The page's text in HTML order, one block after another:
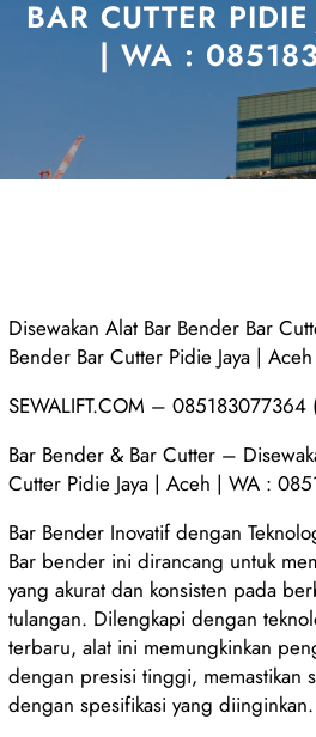
BAR CUTTER
| WA :
Disewakan Alat Bar Bender Bar
Bender Bar Cutter Pidie Jaya |
SEWALIFT.COM – 085183077364
Bar Bender & Bar Cutter –
Cutter Pidie Jaya | Aceh | WA :
Bar Bender Inovatif dengan
Bar bender ini dirancang untuk
yang akurat dan konsisten pada
tulangan. Dilengkapi dengan
terbaru, alat ini memungkinkan
dengan presisi tinggi, memastikan
dengan spesifikasi yang diinginkan.